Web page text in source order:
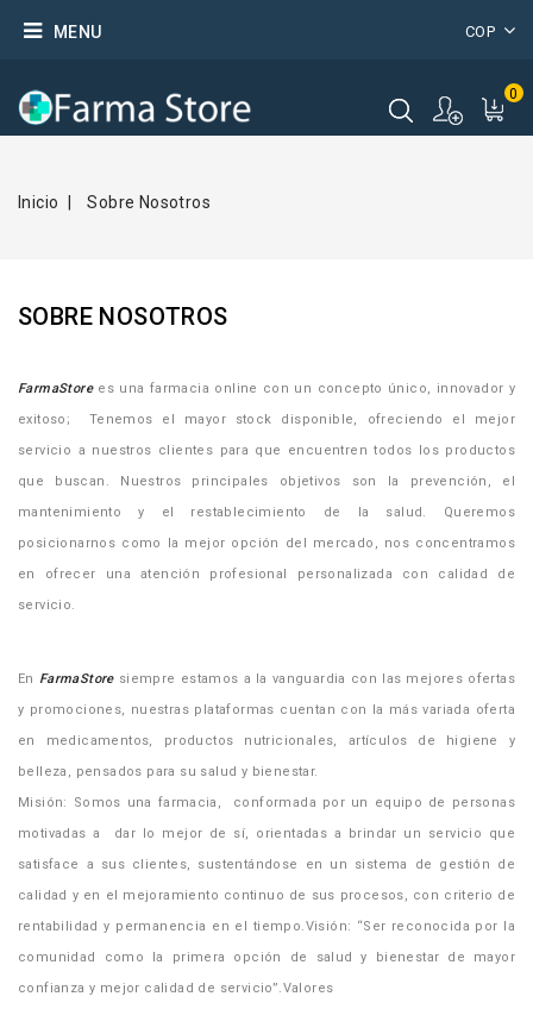
COP
MENU
0
Inicio Sobre Nosotros
SOBRE NOSOTROS
FarmaStorees una farmacia online con un concepto único, innovador y
exitoso; Tenemos el mayor stock disponible, ofreciendo el mejor
servicio a nuestros clientes para que encuentren todos los productos
que buscan. Nuestros principales objetivos son la prevención, el
mantenimiento y el restablecimiento de la salud. Queremos
posicionarnos como la mejor opción del mercado, nos concentramos
en ofrecer una atención profesional personalizada con calidad de
servicio.
En FarmaStoresiempre estamos a la vanguardia con las mejores ofertas
y promociones, nuestras plataformas cuentan con la más variada oferta
en medicamentos, productos nutricionales, artículos de higiene y
belleza, pensados para su salud y bienestar.
Misión: Somos una farmacia, conformada por un equipo de personas
motivadas a dar lo mejor de sí, orientadas a brindar un servicio que
satisface a sus clientes, sustentándose en un sistema de gestión de
calidad y en el mejoramiento continuo de sus procesos, con criterio de
rentabilidad y permanencia en el tiempo.Visión: “Ser reconocida por la
comunidad como la primera opción de salud y bienestar de mayor
confianza y mejor calidad de servicio”.Valores